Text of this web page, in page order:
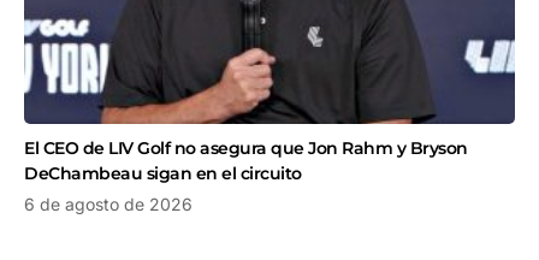
El CEO de LIV Golf no asegura que Jon Rahm y Bryson
DeChambeau sigan en el circuito
6 de agosto de 2026